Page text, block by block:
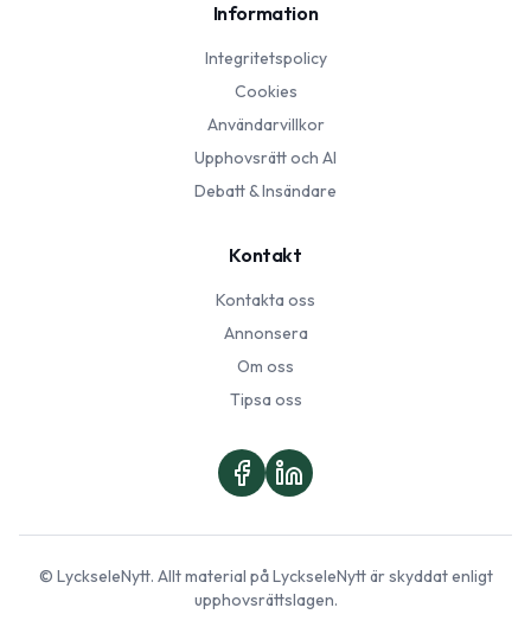
Information
Integritetspolicy
Cookies
Användarvillkor
Upphovsrätt och AI
Debatt & Insändare
Kontakt
Kontakta oss
Annonsera
Om oss
Tipsa oss
© LyckseleNytt. Allt material påLyckseleNyttär skyddat enligt
upphovsrättslagen.